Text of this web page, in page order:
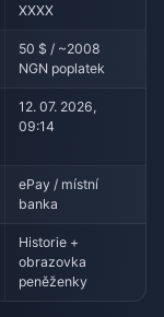
XXXX
50 $ / ~2008
NGN poplatek
12. 07. 2026,
09:14
ePay / místní
banka
Historie +
obrazovka
peněženky